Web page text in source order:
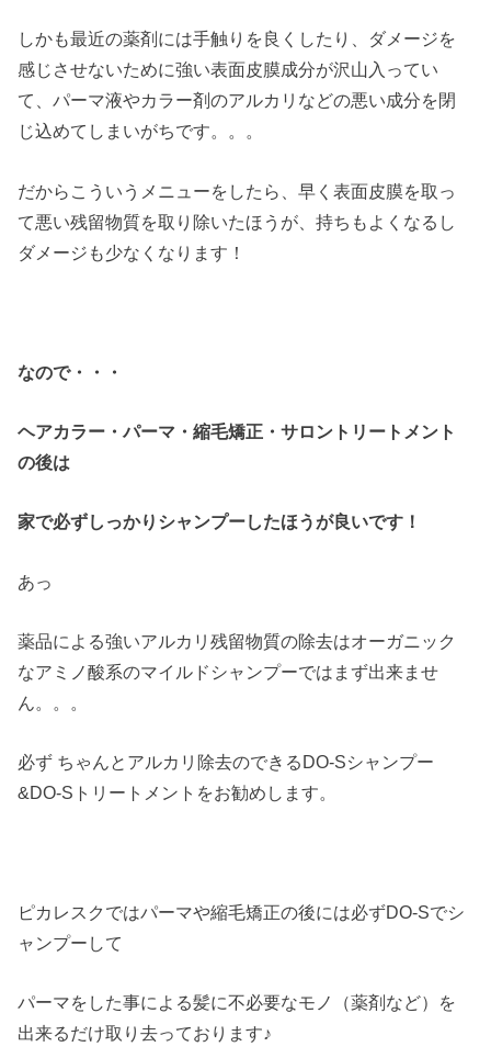
しかも最近の薬剤には手触りを良くしたり、ダメージを
感じさせないために強い表面皮膜成分が沢山入ってい
て、パーマ液やカラー剤のアルカリなどの悪い成分を閉
じ込めてしまいがちです。。。
だからこういうメニューをしたら、早く表面皮膜を取っ
て悪い残留物質を取り除いたほうが、持ちもよくなるし
ダメージも少なくなります！
なので・・・
ヘアカラー・パーマ・縮毛矯正・サロントリートメント
の後は
家で必ずしっかりシャンプーしたほうが良いです！
あっ
薬品による強いアルカリ残留物質の除去はオーガニック
なアミノ酸系のマイルドシャンプーではまず出来ませ
ん。。。
必ず ちゃんとアルカリ除去のできるDO-Sシャンプー
&DO-Sトリートメントをお勧めします。
ピカレスクではパーマや縮毛矯正の後には必ずDO-Sでシ
ャンプーして
パーマをした事による髪に不必要なモノ（薬剤など）を
出来るだけ取り去っております♪